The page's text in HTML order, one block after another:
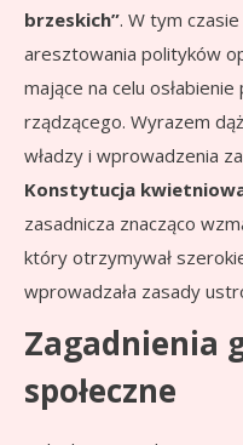
brzeskich”. W tym
aresztowania polityków
mające na celu
rządzącego. Wyrazem
władzy i wprowadzenia
Konstytucja
zasadnicza znacząco
który otrzymywał
wprowadzała zasady
Zagadnienia
społeczne